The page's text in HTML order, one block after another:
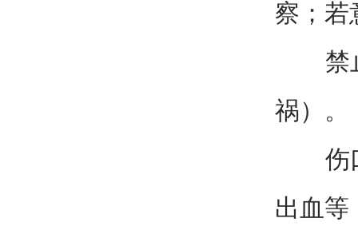
察；若
禁止
祸）。
伤口
出血等